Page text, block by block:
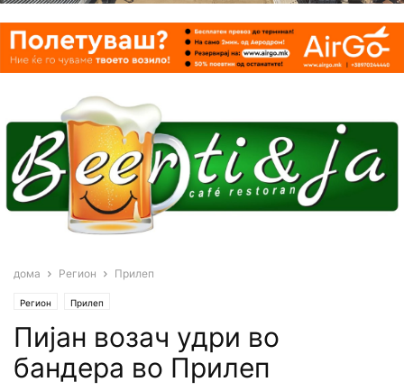
дома Регион Прилеп
Регион Прилеп
Пијан возач удри во
бандера во Прилеп